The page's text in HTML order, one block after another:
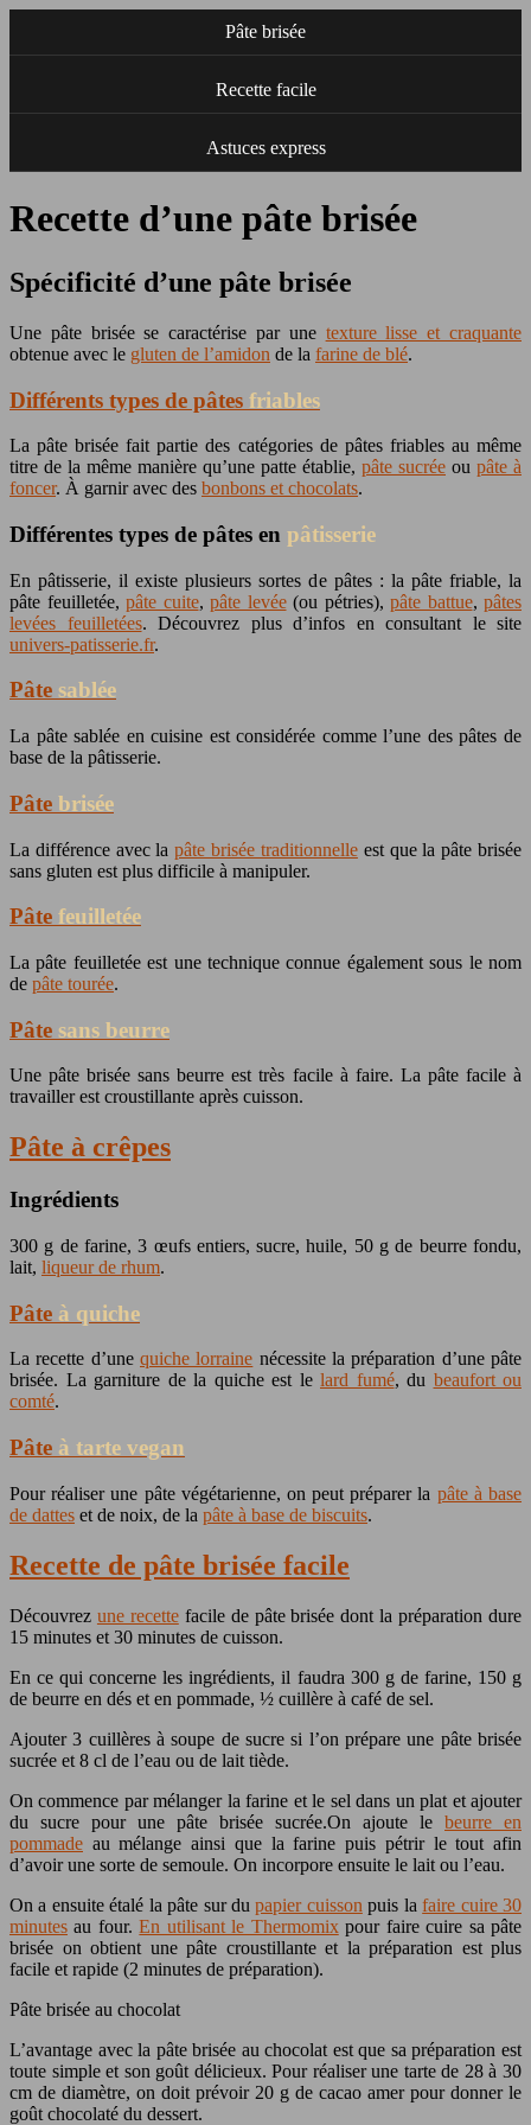
Pâte brisée
Recette facile
Astuces express
Recette d’une pâte brisée
Spécificité d’une pâte brisée
Une pâte brisée se caractérise par une texture lisse et craquante
obtenue avec le gluten de l’amidon de la farine de blé.
Différents types de pâtes friables
La pâte brisée fait partie des catégories de pâtes friables au même
titre de la même manière qu’une patte établie, pâte sucrée ou pâte à
foncer. À garnir avec des bonbons et chocolats.
Différentes types de pâtes en pâtisserie
En pâtisserie, il existe plusieurs sortes de pâtes : la pâte friable, la
pâte feuilletée, pâte cuite, pâte levée(ou pétries), pâte battue, pâtes
levées feuilletées. Découvrez plus d’infos en consultant le site
univers-patisserie.fr.
Pâte sablée
La pâte sablée en cuisine est considérée comme l’une des pâtes de
base de la pâtisserie.
Pâte brisée
La différence avec lapâte brisée traditionnelleest que la pâte brisée
sans gluten est plus difficile à manipuler.
Pâte feuilletée
La pâte feuilletée est une technique connue également sous le nom
de pâte tourée.
Pâte sans beurre
Une pâte brisée sans beurre est très facile à faire. La pâte facile à
travailler est croustillante après cuisson.
Pâte à crêpes
Ingrédients
300 g de farine, 3 œufs entiers, sucre, huile, 50 g de beurre fondu,
lait, liqueur de rhum.
Pâte à quiche
La recette d’une quiche lorraine nécessite la préparation d’une pâte
brisée. La garniture de la quiche est le lard fumé, du beaufort ou
comté.
Pâte à tarte vegan
Pour réaliser une pâte végétarienne, on peut préparer la pâte à base
de dattes et de noix, de la pâte à base de biscuits.
Recette de pâte brisée facile
Découvrez une recettefacile de pâte brisée dont la préparation dure
15 minutes et 30 minutes de cuisson.
En ce qui concerne les ingrédients, il faudra 300 g de farine, 150 g
de beurre en dés et en pommade, ½ cuillère à café de sel.
Ajouter 3 cuillères à soupe de sucre si l’on prépare une pâte brisée
sucrée et 8 cl de l’eau ou de lait tiède.
On commence par mélanger la farine et le sel dans un plat et ajouter
du sucre pour une pâte brisée sucrée.On ajoute le beurre en
pommade au mélange ainsi que la farine puis pétrir le tout afin
d’avoir une sorte de semoule. On incorpore ensuite le lait ou l’eau.
On a ensuite étalé la pâte sur dupapier cuisson puis lafaire cuire 30
minutes au four.En utilisant le Thermomixpour faire cuire sa pâte
brisée on obtient une pâte croustillante et la préparation est plus
facile et rapide (2 minutes de préparation).
Pâte brisée au chocolat
L’avantage avec la pâte brisée au chocolat est que sa préparation est
toute simple et son goût délicieux. Pour réaliser une tarte de 28 à 30
cm de diamètre, on doit prévoir 20 g de cacao amer pour donner le
goût chocolaté du dessert.